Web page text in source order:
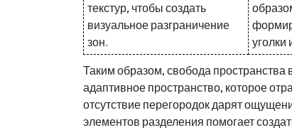
текстур, чтобы создать
визуальное разграничение
зон.
уголки
Таким образом, свобода пространства
адаптивное пространство, которое
отсутствие перегородок дарят
элементов разделения помогает